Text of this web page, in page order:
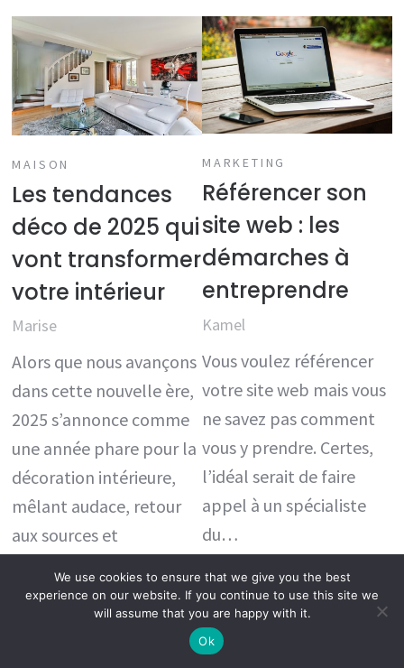
MAISON
Les tendances
déco de 2025 qui
vont transformer
votre intérieur
Marise
Alors que nous avançons
dans cette nouvelle ère,
2025 s’annonce comme
une année phare pour la
décoration intérieure,
mêlant audace, retour
aux sources et
Lire la suite
MARKETING
Référencer son
site web : les
démarches à
entreprendre
Kamel
Vous voulez référencer
votre site web mais vous
ne savez pas comment
vous y prendre. Certes,
l’idéal serait de faire
appel à un spécialiste
du…
Lire la suite
We use cookies to ensure that we give you the best
experience on our website. If you continue to use this site we
will assume that you are happy with it.
Ok